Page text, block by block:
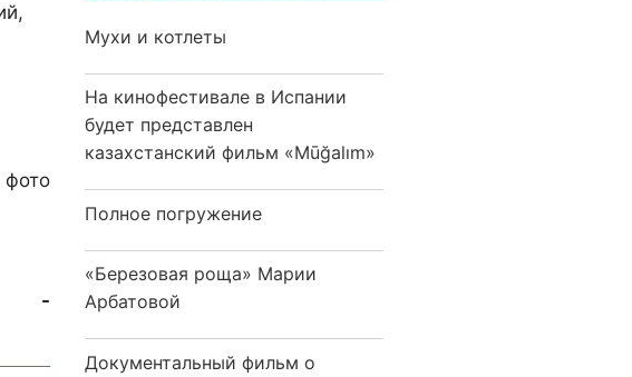
фото
-
Мухи и котлеты
На кинофестивале в Испании
будет представлен
казахстанский фильм «Mūğalım»
Полное погружение
«Березовая роща» Марии
Арбатовой
Документальный фильм о